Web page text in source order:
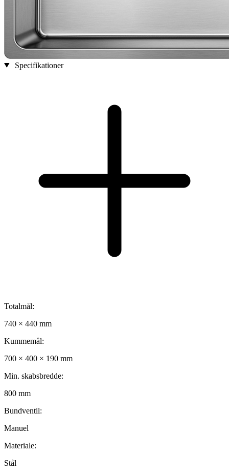
Specifikationer
Totalmål:
740 × 440 mm
Kummemål:
700 × 400 × 190 mm
Min. skabsbredde:
800 mm
Bundventil:
Manuel
Materiale:
Stål